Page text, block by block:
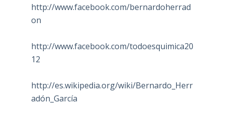
http://www.facebook.com/bernardoherrad
on
http://www.facebook.com/todoesquimica20
12
http://es.wikipedia.org/wiki/Bernardo_Herr
adón_García